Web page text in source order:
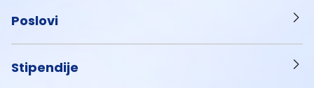
Poslovi
Stipendije